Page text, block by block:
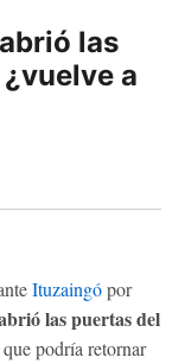
las
a
Ituzaingópor
las puertas del
podría retornar